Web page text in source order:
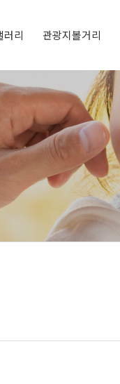
러리 관광지볼거리
북한강 자전거 전용도
로